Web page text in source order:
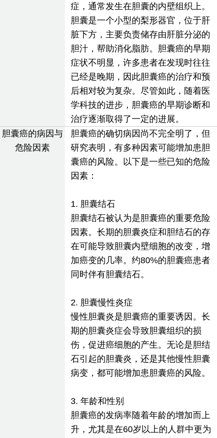
症，通常发生在胆囊的内壁组织上。
胆囊是一个小型的梨形器官，位于肝
脏下方，主要负责储存由肝脏分泌的
胆汁，帮助消化脂肪。胆囊癌的早期
症状不明显，许多患者在发现时往往
已经是晚期，因此胆囊癌的治疗和预
后相对较为复杂。尽管如此，随着医
学科技的进步，胆囊癌的早期诊断和
治疗逐渐取得了一定的进展。
胆囊癌的病因与
危险因素
胆囊癌的确切病因尚不完全明了，但
研究表明，有多种因素可能增加患胆
囊癌的风险。以下是一些已知的危险
因素：
1. 胆囊结石
胆囊结石被认为是胆囊癌的重要危险
因素。长期的胆囊炎症和胆结石的存
在可能导致胆囊内壁细胞的改变，增
加癌变的几率。约80%的胆囊癌患者
同时伴有胆囊结石。
2. 胆囊慢性炎症
慢性胆囊炎是胆囊癌的重要诱因。长
期的胆囊炎症会导致胆囊组织的损
伤，促进癌细胞的产生。无论是胆结
石引起的胆囊炎，还是其他慢性胆囊
病变，都可能增加患胆囊癌的风险。
3. 年龄和性别
胆囊癌的发病率随着年龄的增加而上
升，尤其是在60岁以上的人群中更为